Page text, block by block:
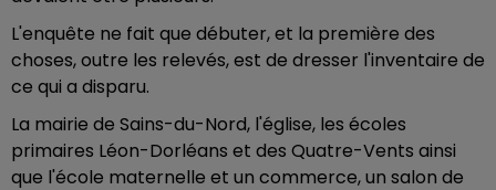
L'enquête ne fait que débuter, et la première des
choses, outre les relevés, est de dresser l'inventaire de
ce qui a disparu.
La mairie de Sains-du-Nord, l'église, les écoles
primaires Léon-Dorléans et des Quatre-Vents ainsi
que l'école maternelle et un commerce, un salon de